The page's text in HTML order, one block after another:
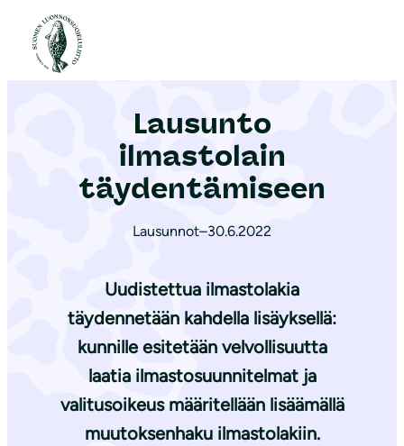
Etusivu
Lausunto
ilmastolain
täydentämiseen
Lausunnot–30.6.2022
Uudistettua ilmastolakia
täydennetään kahdella lisäyksellä:
kunnille esitetään velvollisuutta
laatia ilmastosuunnitelmat ja
valitusoikeus määritellään lisäämällä
muutoksenhaku ilmastolakiin.